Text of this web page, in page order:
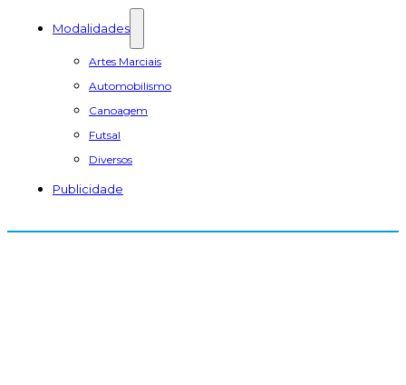
Modalidades
Artes Marciais
Automobilismo
Canoagem
Futsal
Diversos
Publicidade